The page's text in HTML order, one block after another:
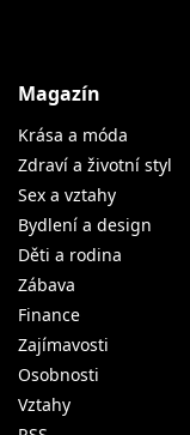
Magazín
Krása a móda
Zdraví a životní styl
Sex a vztahy
Bydlení a design
Děti a rodina
Zábava
Finance
Zajímavosti
Osobnosti
Vztahy